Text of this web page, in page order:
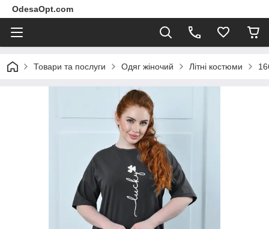
OdesaOpt.com
Товари та послуги Одяг жіночий Літні костюми